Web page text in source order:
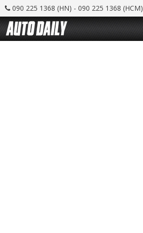
090 225 1368 (HN) - 090 225 1368 (HCM)